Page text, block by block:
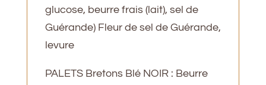
glucose, beurre frais (lait), sel de
Guérande) Fleur de sel de Guérande,
levure
PALETS Bretons Blé NOIR : Beurre